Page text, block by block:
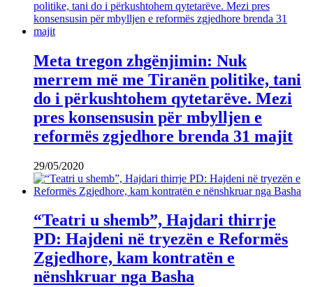
Meta tregon zhgënjimin: Nuk
merrem më me Tiranën politike, tani
do i përkushtohem qytetarëve. Mezi
pres konsensusin për mbylljen e
reformës zgjedhore brenda 31 majit
29/05/2020
“Teatri u shemb”, Hajdari thirrje
PD: Hajdeni në tryezën e Reformës
Zgjedhore, kam kontratën e
nënshkruar nga Basha